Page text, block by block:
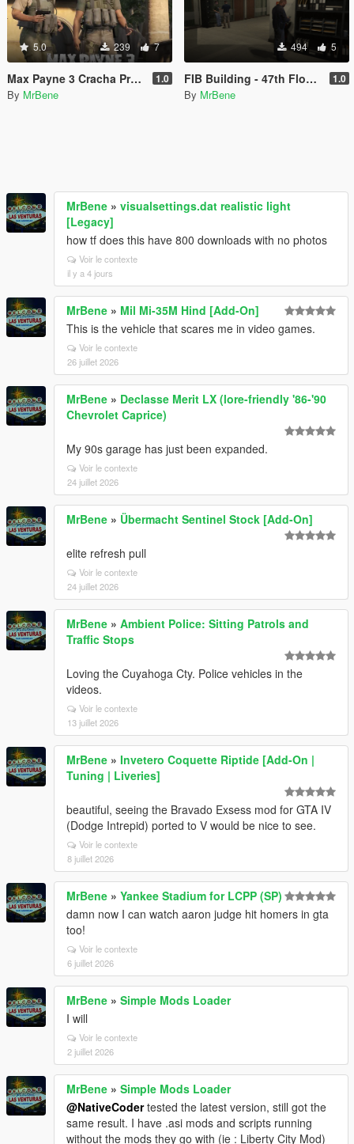
5.0 239 7
Max Payne 3 Cracha Preto [Add-On Ped] 1.0
By MrBene
494 5
FIB Building - 47th Floor with lights 1.0
By MrBene
MrBene » visualsettings.dat realistic light
[Legacy]
how tf does this have 800 downloads with no photos
Voir le contexte
il y a 4 jours
MrBene » Mil Mi-35M Hind [Add-On]
This is the vehicle that scares me in video games.
Voir le contexte
26 juillet 2026
MrBene » Declasse Merit LX (lore-friendly '86-'90
Chevrolet Caprice)
My 90s garage has just been expanded.
Voir le contexte
24 juillet 2026
MrBene » Übermacht Sentinel Stock [Add-On]
elite refresh pull
Voir le contexte
24 juillet 2026
MrBene » Ambient Police: Sitting Patrols and
Traffic Stops
Loving the Cuyahoga Cty. Police vehicles in the
videos.
Voir le contexte
13 juillet 2026
MrBene » Invetero Coquette Riptide [Add-On |
Tuning | Liveries]
beautiful, seeing the Bravado Exsess mod for GTA IV
(Dodge Intrepid) ported to V would be nice to see.
Voir le contexte
8 juillet 2026
MrBene » Yankee Stadium for LCPP (SP)
damn now I can watch aaron judge hit homers in gta
too!
Voir le contexte
6 juillet 2026
MrBene » Simple Mods Loader
I will
Voir le contexte
2 juillet 2026
MrBene » Simple Mods Loader
@NativeCodertested the latest version, still got the
same result. I have .asi mods and scripts running
without the mods they go with (ie : Liberty City Mod)